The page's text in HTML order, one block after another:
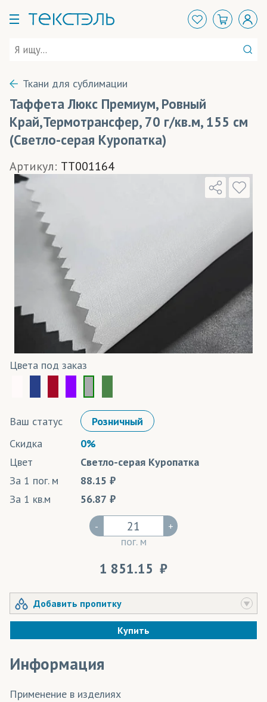
Ткани для сублимации
Таффета Люкс Премиум, Ровный
Край,Термотрансфер, 70 г/кв.м, 155 см
(Светло-серая Куропатка)
Артикул: TT001164
Цвета под заказ
Ваш статус
Розничный
Скидка
0%
Цвет
Светло-серая Куропатка
За 1 пог. м
88.15
За 1 кв.м
56.87
-
пог. м
+
1 851.15
Добавить пропитку
Купить
Информация
Применение в изделиях